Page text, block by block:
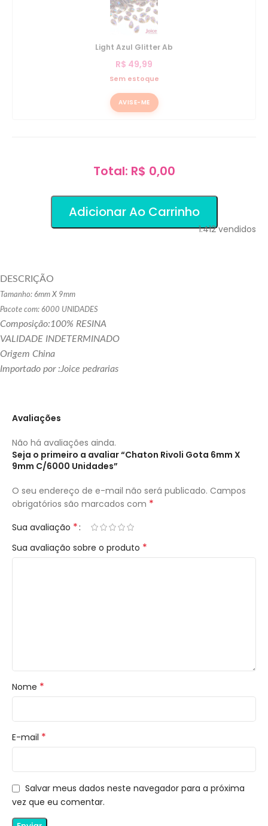
Light Azul Glitter Ab
R$ 49,99
Sem estoque
AVISE-ME
Total: R$ 0,00
Adicionar Ao Carrinho
1.412vendidos
DESCRIÇÃO
Tamanho: 6mm X 9mm
Pacote com: 6000 UNIDADES
Composição:100% RESINA
VALIDADE INDETERMINADO
Origem China
Importado por :Joice pedrarias
Avaliações
Não há avaliações ainda.
Seja o primeiro a avaliar “Chaton Rivoli Gota 6mm X
9mm C/6000 Unidades”
O seu endereço de e-mail não será publicado. Campos
obrigatórios são marcados com *
Sua avaliação *
Sua avaliação sobre o produto *
Nome *
E-mail *
Salvar meus dados neste navegador para a próxima
vez que eu comentar.